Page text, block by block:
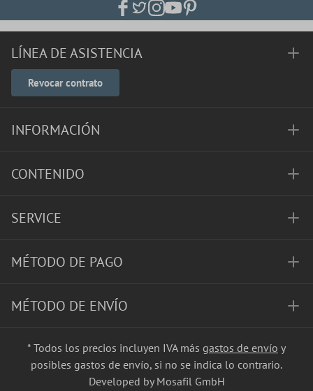
LÍNEA DE ASISTENCIA
Revocar contrato
INFORMACIÓN
CONTENIDO
SERVICE
MÉTODO DE PAGO
MÉTODO DE ENVÍO
* Todos los precios incluyen IVA más gastos de envío y
posibles gastos de envío, si no se indica lo contrario.
Developed by Mosafil GmbH